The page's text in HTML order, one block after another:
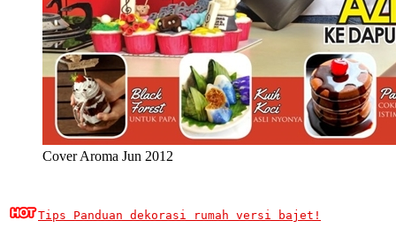
Cover Aroma Jun 2012
Tips Panduan dekorasi rumah versi bajet!